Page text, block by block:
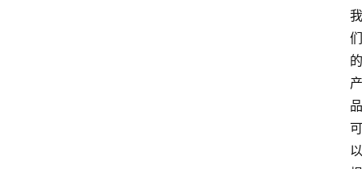
我
们
的
产
品
可
以